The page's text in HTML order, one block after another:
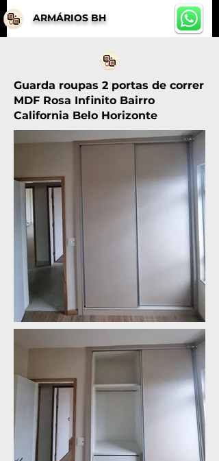
ARMÁRIOS BH
Guarda roupas 2 portas de correr
MDF Rosa Infinito Bairro
California Belo Horizonte